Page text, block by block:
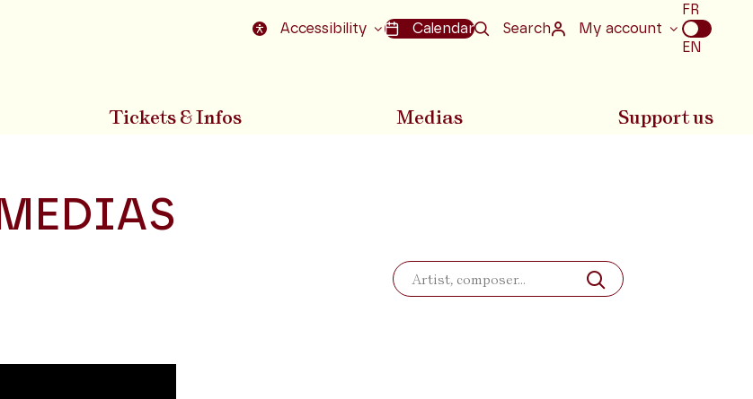
Accessibility Calendar Search My account
Choix
de
la
FR
EN
Tickets & Infos Medias Support us
MEDIAS
Search